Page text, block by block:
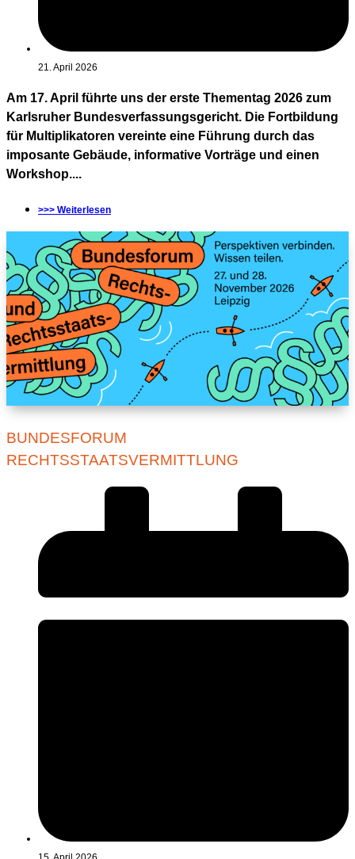
21. April 2026
Am 17. April führte uns der erste Thementag 2026 zum
Karlsruher Bundesverfassungsgericht. Die Fortbildung
für Multiplikatoren vereinte eine Führung durch das
imposante Gebäude, informative Vorträge und einen
Workshop....
>>> Weiterlesen
BUNDESFORUM
RECHTSSTAATSVERMITTLUNG